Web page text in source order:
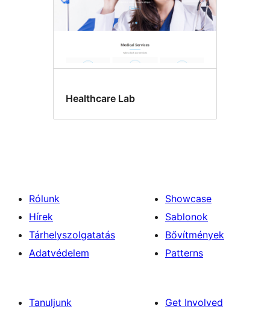
Healthcare Lab
Rólunk
Hírek
Tárhelyszolgatatás
Adatvédelem
Showcase
Sablonok
Bővítmények
Patterns
Tanuljunk
Get Involved